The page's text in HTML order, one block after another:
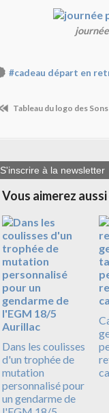
#cadeau départ en
Tableau du logo des
S'inscrire à la newsletter
Vous aimerez aussi
Dans les coulisses
d'un trophée de
mutation
personnalisé pour
un gendarme de